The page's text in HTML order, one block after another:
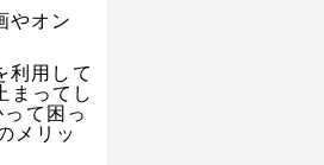
やオン
利用して
まってし
て困っ
メリッ